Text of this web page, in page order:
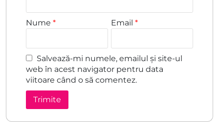
Nume * Email*
Salvează-mi numele, emailul și site-ul
web în acest navigator pentru data
viitoare când o să comentez.